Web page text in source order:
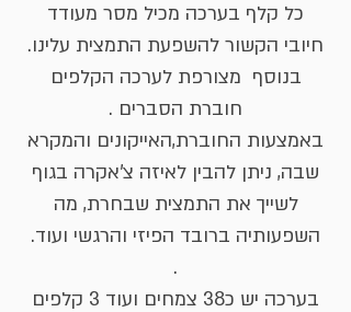
כל קלף בערכה מכיל מסר מעודד
חיובי הקשור להשפעת התמצית עלינו.
בנוסף מצורפת לערכה הקלפים
חוברת הסברים .
באמצעות החוברת,האייקונים והמקרא
שבה, ניתן להבין לאיזה צ'אקרה בגוף
לשייך את התמצית שבחרת, מה
השפעותיה ברובד הפיזי והרגשי ועוד.
.
בערכה יש כ38 צמחים ועוד 3 קלפים